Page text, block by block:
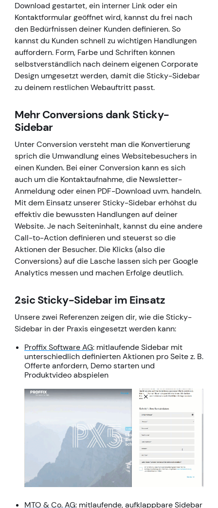
Download gestartet, ein interner Link oder ein
Kontaktformular geöffnet wird, kannst du frei nach
den Bedürfnissen deiner Kunden definieren. So
kannst du Kunden schnell zu wichtigen Handlungen
auffordern. Form, Farbe und Schriften können
selbstverständlich nach deinem eigenen Corporate
Design umgesetzt werden, damit die Sticky-Sidebar
zu deinem restlichen Webauftritt passt.
Mehr Conversions dank Sticky-
Sidebar
Unter Conversion versteht man die Konvertierung
sprich die Umwandlung eines Websitebesuchers in
einen Kunden. Bei einer Conversion kann es sich
auch um die Kontaktaufnahme, die Newsletter-
Anmeldung oder einen PDF-Download uvm. handeln.
Mit dem Einsatz unserer Sticky-Sidebar erhöhst du
effektiv die bewussten Handlungen auf deiner
Website. Je nach Seiteninhalt, kannst du eine andere
Call-to-Action definieren und steuerst so die
Aktionen der Besucher. Die Klicks (also die
Conversions) auf die Lasche lassen sich per Google
Analytics messen und machen Erfolge deutlich.
2sic Sticky-Sidebar im Einsatz
Unsere zwei Referenzen zeigen dir, wie die Sticky-
Sidebar in der Praxis eingesetzt werden kann:
Proffix Software AG: mitlaufende Sidebar mit
unterschiedlich definierten Aktionen pro Seite z. B.
Offerte anfordern, Demo starten und
Produktvideo abspielen
MTO & Co. AG: mitlaufende, aufklappbare Sidebar